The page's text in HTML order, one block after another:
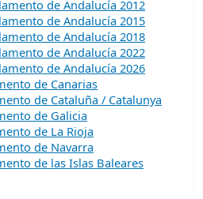
de Andalucía 2012
de Andalucía 2015
de Andalucía 2018
de Andalucía 2022
de Andalucía 2026
de Canarias
de Cataluña / Catalunya
de Galicia
de La Rioja
de Navarra
de las Islas Baleares